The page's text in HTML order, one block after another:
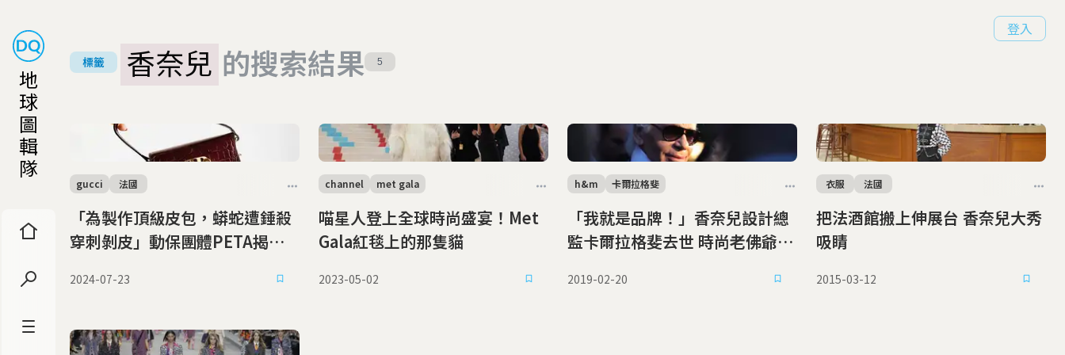
地
球
圖
輯
隊
登入
標籤 香奈兒 的搜索結果 5
「為製作頂級皮包，蟒蛇遭錘殺
穿刺剝皮」動保團體PETA揭
gucci 法國
2024-07-23
喵星人登上全球時尚盛宴！Met
Gala紅毯上的那隻貓
channel met gala
2023-05-02
「我就是品牌！」香奈兒設計總
監卡爾拉格斐去世 時尚老佛爺傳
h&m 卡爾拉格斐
2019-02-20
把法酒館搬上伸展台 香奈兒大秀
吸睛
衣服 法國
2015-03-12